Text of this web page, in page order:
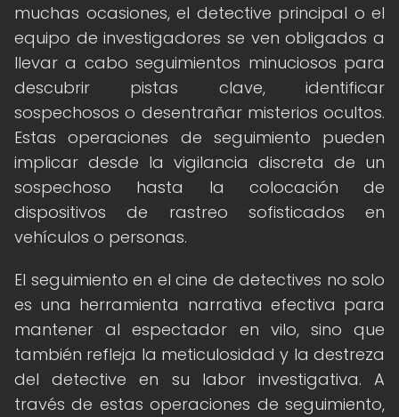
muchas ocasiones, el detective principal o el
equipo de investigadores se ven obligados a
llevar a cabo seguimientos minuciosos para
descubrir pistas clave, identificar
sospechosos o desentrañar misterios ocultos.
Estas operaciones de seguimiento pueden
implicar desde la vigilancia discreta de un
sospechoso hasta la colocación de
dispositivos de rastreo sofisticados en
vehículos o personas.
El seguimiento en el cine de detectives no solo
es una herramienta narrativa efectiva para
mantener al espectador en vilo, sino que
también refleja la meticulosidad y la destreza
del detective en su labor investigativa. A
través de estas operaciones de seguimiento,